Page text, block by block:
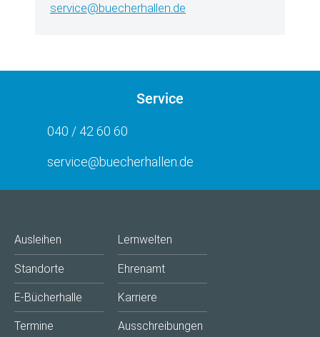
service@buecherhallen.de
Service
040 / 42 60 60
service@buecherhallen.de
Ausleihen
Standorte
E-Bücherhalle
Termine
Lernwelten
Ehrenamt
Karriere
Ausschreibungen